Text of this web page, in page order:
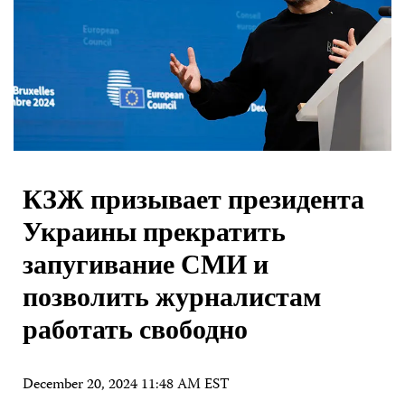
КЗЖ призывает президента
Украины прекратить
запугивание СМИ и
позволить журналистам
работать свободно
December 20, 2024 11:48 AM EST